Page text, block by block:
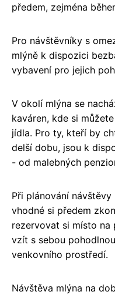
předem, zejména
Pro návštěvníky s
mlýně k dispozici
vybavení pro jejich
V okolí mlýna se
kaváren, kde si
jídla. Pro ty, kteří by
delší dobu, jsou k
- od malebných
Při plánování
vhodné si předem
rezervovat si místo na
vzít s sebou
venkovního prostředí.
Návštěva mlýna na